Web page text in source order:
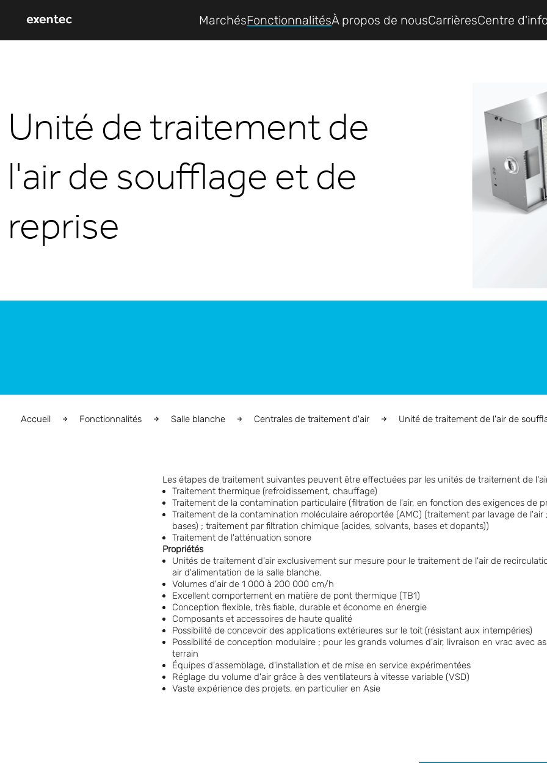
MarchésFonctionnalitésÀ propos de nousCarrièresCentre
Unité de traitement de
l'air de soufflage et de
reprise
Accueil Fonctionnalités Salle blanche Centrales de traitement d'air Unité de traitement de l'air de
Les étapes de traitement suivantes peuvent être effectuées par les unités de traitement de
Traitement thermique (refroidissement, chauffage)
Traitement de la contamination particulaire (filtration de l'air, en fonction des exigences de
Traitement de la contamination moléculaire aéroportée (AMC) (traitement par lavage de l'air
bases) ; traitement par filtration chimique (acides, solvants, bases et dopants))
Traitement de l'atténuation sonore
Propriétés
Unités de traitement d'air exclusivement sur mesure pour le traitement de l'air de
air d'alimentation de la salle blanche.
Volumes d'air de 1 000 à 200 000 cm/h
Excellent comportement en matière de pont thermique (TB1)
Conception flexible, très fiable, durable et économe en énergie
Composants et accessoires de haute qualité
Possibilité de concevoir des applications extérieures sur le toit (résistant aux intempéries)
Possibilité de conception modulaire ; pour les grands volumes d'air, livraison en vrac avec
terrain
Équipes d'assemblage, d'installation et de mise en service expérimentées
Réglage du volume d'air grâce à des ventilateurs à vitesse variable (VSD)
Vaste expérience des projets, en particulier en Asie